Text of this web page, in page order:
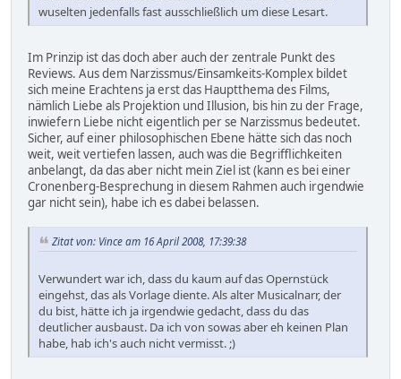
wuselten jedenfalls fast ausschließlich um diese Lesart.
Im Prinzip ist das doch aber auch der zentrale Punkt des
Reviews. Aus dem Narzissmus/Einsamkeits-Komplex bildet
sich meine Erachtens ja erst das Hauptthema des Films,
nämlich Liebe als Projektion und Illusion, bis hin zu der Frage,
inwiefern Liebe nicht eigentlich per se Narzissmus bedeutet.
Sicher, auf einer philosophischen Ebene hätte sich das noch
weit, weit vertiefen lassen, auch was die Begrifflichkeiten
anbelangt, da das aber nicht mein Ziel ist (kann es bei einer
Cronenberg-Besprechung in diesem Rahmen auch irgendwie
gar nicht sein), habe ich es dabei belassen.
Zitat von: Vince am 16 April 2008, 17:39:38
Verwundert war ich, dass du kaum auf das Opernstück
eingehst, das als Vorlage diente. Als alter Musicalnarr, der
du bist, hätte ich ja irgendwie gedacht, dass du das
deutlicher ausbaust. Da ich von sowas aber eh keinen Plan
habe, hab ich's auch nicht vermisst. ;)